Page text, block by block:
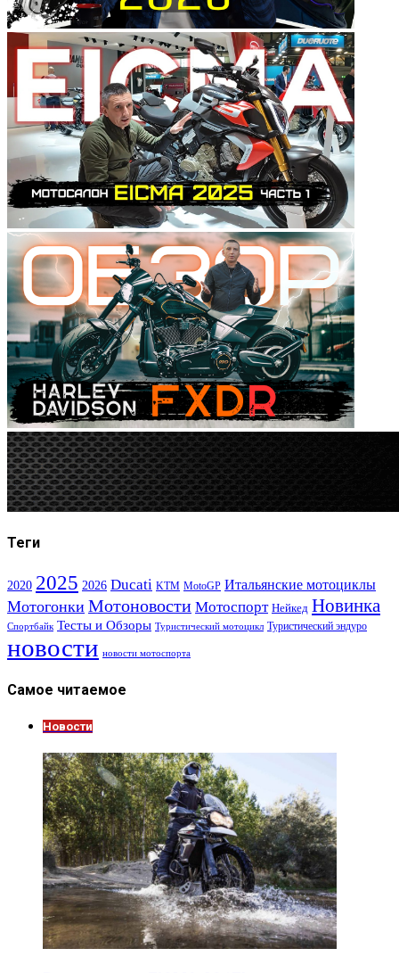
Теги
2020 2025 2026 Ducati KTM MotoGP Итальянские мотоциклы
Мотогонки Мотоновости Мотоспорт Нейкед Новинка
Спортбайк Тесты и Обзоры Туристический мотоцикл Туристический эндуро
новости новости мотоспорта
Самое читаемое
Новости